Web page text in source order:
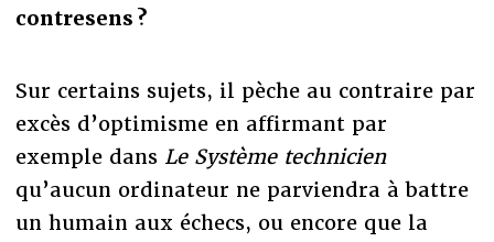
contresens ?
Sur certains sujets, il pèche au contraire par
excès d’optimisme en affirmant par
exemple dans Le Système technicien
qu’aucun ordinateur ne parviendra à battre
un humain aux échecs, ou encore que la